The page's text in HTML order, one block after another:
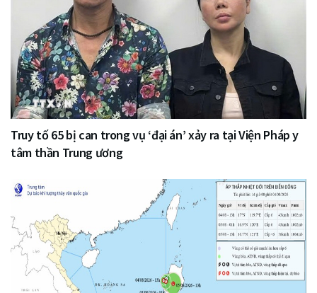
Truy tố 65 bị can trong vụ ‘đại án’ xảy ra tại Viện Pháp y
tâm thần Trung ương